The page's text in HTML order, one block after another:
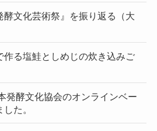
酵文化芸術祭』を振り返る（大
作る塩鮭としめじの炊き込みご
発酵文化協会のオンラインベー
た。